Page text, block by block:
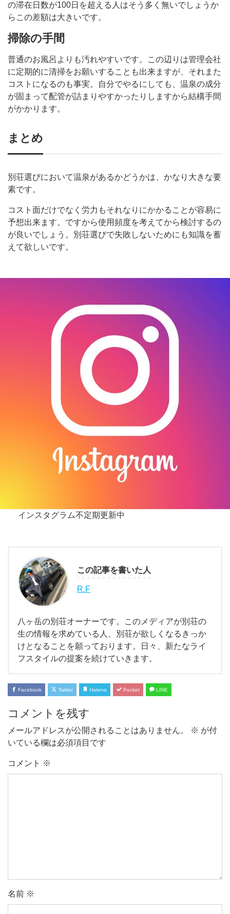
の滞在日数が100日を超える人はそう多く無いでしょうか
らこの差額は大きいです。
掃除の手間
普通のお風呂よりも汚れやすいです。この辺りは管理会社
に定期的に清掃をお願いすることも出来ますが、それまた
コストになるのも事実。自分でやるにしても、温泉の成分
が固まって配管が詰まりやすかったりしますから結構手間
がかかります。
まとめ
別荘選びにおいて温泉があるかどうかは、かなり大きな要
素です。
コスト面だけでなく労力もそれなりにかかることが容易に
予想出来ます。ですから使用頻度を考えてから検討するの
が良いでしょう。別荘選びで失敗しないためにも知識を蓄
えて欲しいです。
インスタグラム不定期更新中
この記事を書いた人
R.F
八ヶ岳の別荘オーナーです。このメディアが別荘の
生の情報を求めている人、別荘が欲しくなるきっか
けとなることを願っております。日々、新たなライ
フスタイルの提案を続けていきます。
Facebook Twitter Hatena Pocket LINE
コメントを残す
メールアドレスが公開されることはありません。 ※ が付
いている欄は必須項目です
コメント ※
名前 ※